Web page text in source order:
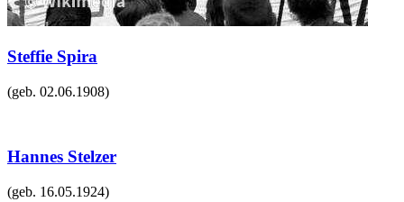
Steffie Spira
(geb. 02.06.1908)
Hannes Stelzer
(geb. 16.05.1924)